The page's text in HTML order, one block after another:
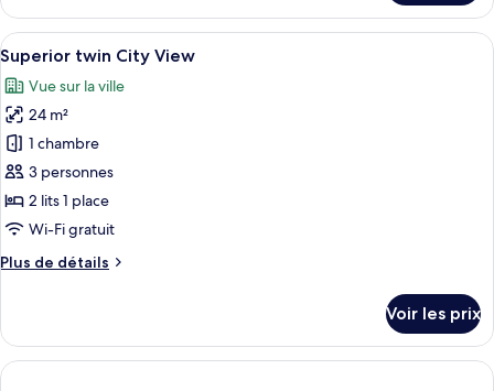
View
le
type
de
chambre
Superior
Double
City
View
Afficher
toutes
les
photos
pour
ce
type
de
chambre :
Superior
View
Une chambre d’hôtel avec deux
5
Superior twin City View
Vue sur la ville
24 m²
1 chambre
3 personnes
2 lits 1 place
Wi-Fi gratuit
Plus de détails
Plus
le
type
de
Voir les prix